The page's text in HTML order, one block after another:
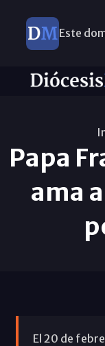
Este
Papa
ama
El 20 de